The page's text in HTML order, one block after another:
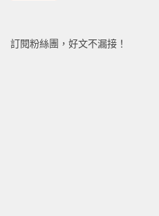
訂閱粉絲團，好文不漏接！